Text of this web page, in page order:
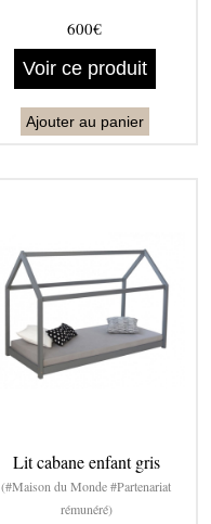
600€
Voir ce produit
Ajouter au panier
Lit cabane enfant gris
(#Maison du Monde #Partenariat
rémunéré)